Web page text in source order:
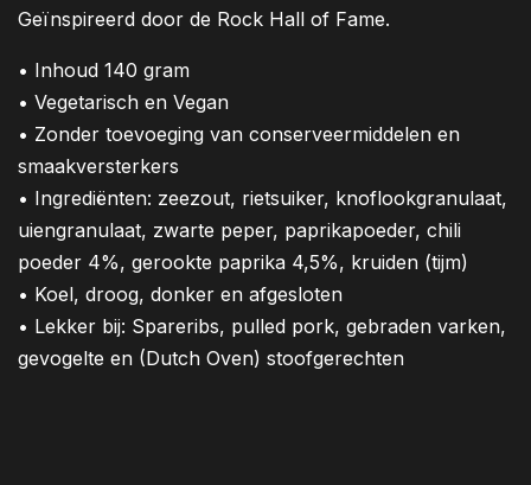
Geïnspireerd door de Rock Hall of Fame.
• Inhoud 140 gram
• Vegetarisch en Vegan
• Zonder toevoeging van conserveermiddelen en
smaakversterkers
• Ingrediënten: zeezout, rietsuiker, knoflookgranulaat,
uiengranulaat, zwarte peper, paprikapoeder, chili
poeder 4%, gerookte paprika 4,5%, kruiden (tijm)
• Koel, droog, donker en afgesloten
• Lekker bij: Spareribs, pulled pork, gebraden varken,
gevogelte en (Dutch Oven) stoofgerechten